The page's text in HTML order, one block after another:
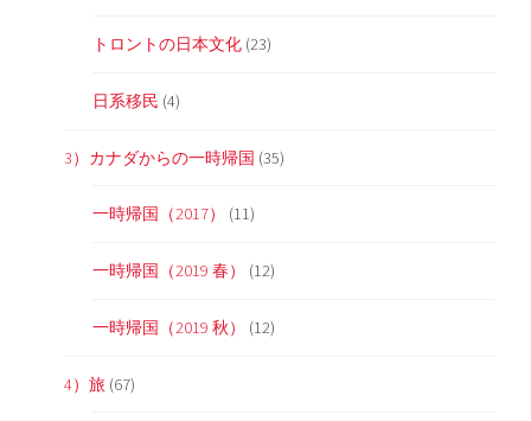
トロントの日本文化 (23)
日系移民 (4)
3）カナダからの一時帰国 (35)
一時帰国（2017） (11)
一時帰国（2019 春） (12)
一時帰国（2019 秋） (12)
4）旅 (67)